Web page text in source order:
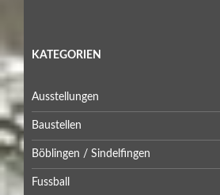
KATEGORIEN
Ausstellungen
Baustellen
Böblingen / Sindelfingen
Fussball